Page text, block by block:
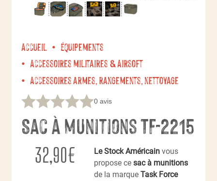
Accueil
Équipements
Accessoires militaires & Airsoft
Accessoires armes, rangements, nettoyage
0 avis
Sac à munitions TF-2215
32,90€ Le Stock Américain vous
propose ce sac à munitions
de la marque Task Force